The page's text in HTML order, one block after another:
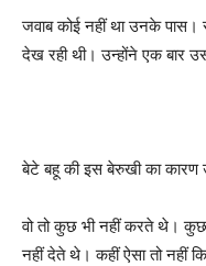
जवाब कोई नहीं था उनके
देख रही थी। उन्होंने एक बार
बेटे बहू की इस बेरुखी का कारण
वो तो कुछ भी नहीं करते थे।
नहीं देते थे। कहीं ऐसा तो नहीं